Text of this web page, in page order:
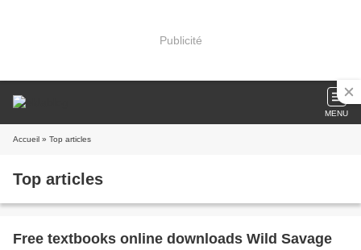
Publicité
MENU
Accueil » Top articles
Top articles
Free textbooks online downloads Wild Savage